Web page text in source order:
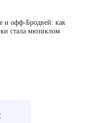
и офф-Бродвей: как
стала мюзиклом